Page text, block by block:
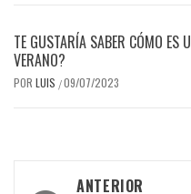
TE GUSTARÍA SABER CÓMO ES
VERANO?
POR LUIS /09/07/2023
Navegación
ANTERIOR